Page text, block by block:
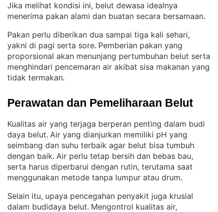
Jika melihat kondisi ini, belut dewasa idealnya
menerima pakan alami dan buatan secara bersamaan.
Pakan perlu diberikan dua sampai tiga kali sehari,
yakni di pagi serta sore. Pemberian pakan yang
proporsional akan menunjang pertumbuhan belut serta
menghindari pencemaran air akibat sisa makanan yang
tidak termakan.
Perawatan dan Pemeliharaan Belut
Kualitas air yang terjaga berperan penting dalam budi
daya belut. Air yang dianjurkan memiliki pH yang
seimbang dan suhu terbaik agar belut bisa tumbuh
dengan baik. Air perlu tetap bersih dan bebas bau,
serta harus diperbarui dengan rutin, terutama saat
menggunakan metode tanpa lumpur atau drum.
Selain itu, upaya pencegahan penyakit juga krusial
dalam budidaya belut. Mengontrol kualitas air,